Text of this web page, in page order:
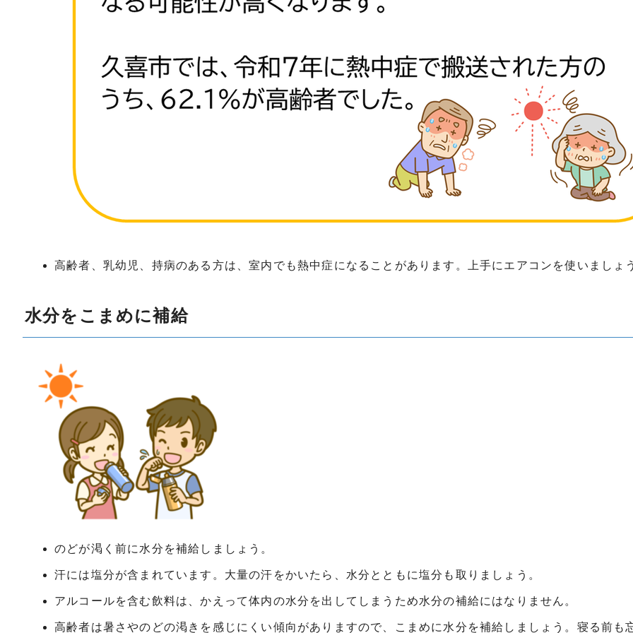
高齢者、乳幼児、持病のある方は、室内でも熱中症になることがあります。上手にエアコンを使いましょ
水分をこまめに補給
のどが渇く前に水分を補給しましょう。
汗には塩分が含まれています。大量の汗をかいたら、水分とともに塩分も取りましょう。
アルコールを含む飲料は、かえって体内の水分を出してしまうため水分の補給にはなりません。
高齢者は暑さやのどの渇きを感じにくい傾向がありますので、こまめに水分を補給しましょう。寝る前も